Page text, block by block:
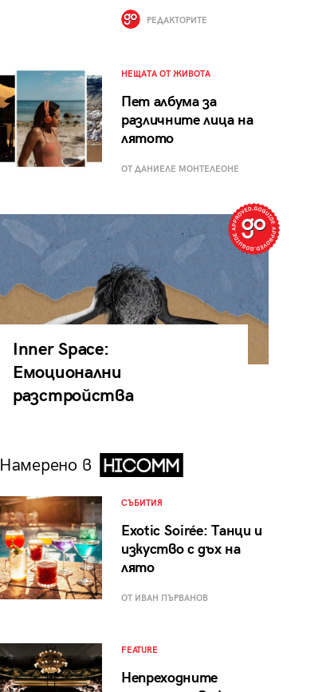
РЕДАКТОРИТЕ
НЕЩАТА ОТ ЖИВОТА
Пет албума за
различните лица на
лятото
ОТ ДАНИЕЛЕ МОНТЕЛЕОНЕ
Inner Space:
Емоционални
разстройства
Намерено в
СЪБИТИЯ
Exotic Soirée: Танци и
изкуство с дъх на
лято
ОТ ИВАН ПЪРВАНОВ
FEATURE
Непреходните